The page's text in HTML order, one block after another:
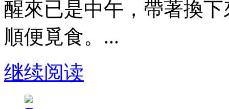
醒來已是中午，帶著換
順便覓食。...
继续阅读